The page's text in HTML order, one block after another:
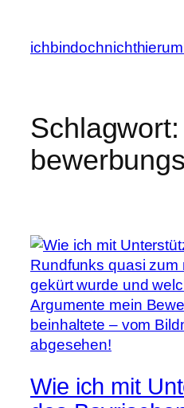
springen
Schlagwort:
Wie ich mit